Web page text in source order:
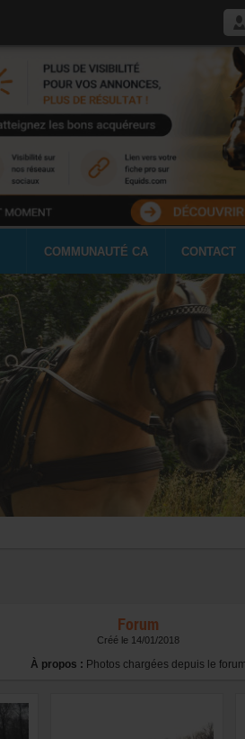
COMMUNAUTÉ CA CONTACT
Forum
Créé le 14/01/2018
À propos : Photos chargées depuis le forum